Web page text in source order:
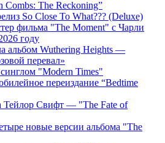
Combs: The Reckoning”
So Close To What??? (Deluxe)
фильма "The Moment" с Чарли
году
альбом Wuthering Heights —
перевал»
"Modern Times"
переиздание “Bedtime
Тейлор Свифт — "The Fate of
новые версии альбома "The